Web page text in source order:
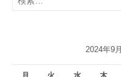
索:
2024年9月